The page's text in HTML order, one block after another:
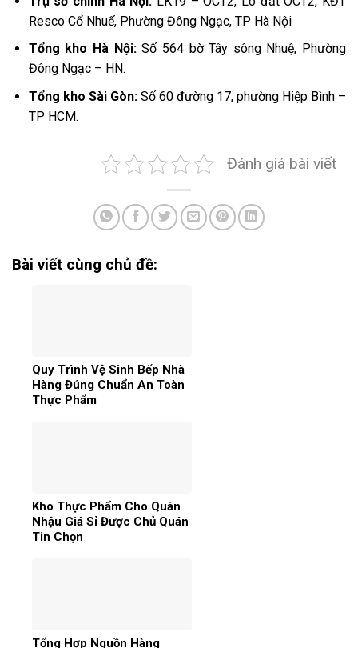
Resco Cổ Nhuế, Phường Đông Ngạc, TP Hà Nội
Tổng kho Hà Nội:Số 564 bờ Tây sông Nhuệ, Phường
Đông Ngạc – HN.
Tổng kho Sài Gòn:Số 60 đường 17, phường Hiệp Bình –
TP HCM.
Đánh giá bài viết
Bài viết cùng chủ đề:
Quy Trình Vệ Sinh Bếp Nhà
Hàng Đúng Chuẩn An Toàn
Thực Phẩm
Kho Thực Phẩm Cho Quán
Nhậu Giá Sỉ Được Chủ Quán
Tin Chọn
Tổng Hợp Nguồn Hàng